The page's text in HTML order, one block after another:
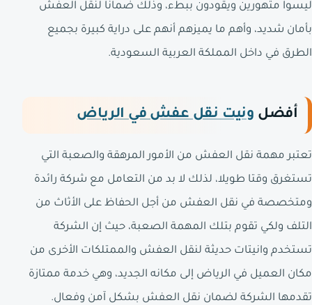
ليسوا متهورين ويقودون ببطء، وذلك ضمانا لنقل العفش
بأمان شديد، وأهم ما يميزهم أنهم على دراية كبيرة بجميع
الطرق في داخل المملكة العربية السعودية.
أفضل ونيت نقل عفش في الرياض
تعتبر مهمة نقل العفش من الأمور المرهقة والصعبة التي
تستغرق وقتا طويلا، لذلك لا بد من التعامل مع شركة رائدة
ومتخصصة في نقل العفش من أجل الحفاظ على الأثاث من
التلف ولكي تقوم بتلك المهمة الصعبة، حيث إن الشركة
تستخدم وانيتات حديثة لنقل العفش والممتلكات الأخرى من
مكان العميل في الرياض إلى مكانه الجديد، وهي خدمة ممتازة
تقدمها الشركة لضمان نقل العفش بشكل آمن وفعال.